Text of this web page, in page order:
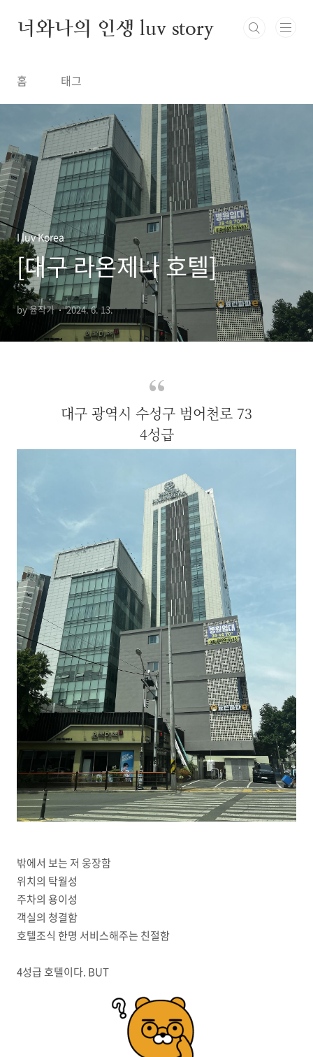
너와나의 인생 luv story
홈 태그
I luv Korea
[대구 라온제나 호텔]
by 윰작가 2024. 6. 13.
대구 광역시 수성구 범어천로 73
4성급
밖에서 보는 저 웅장함
위치의 탁월성
주차의 용이성
객실의 청결함
호텔조식 한명 서비스해주는 친절함
4성급 호텔이다. BUT